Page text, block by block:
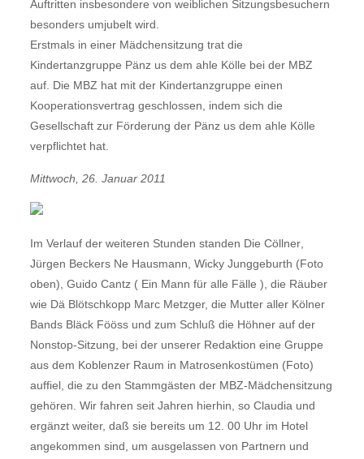
Auftritten insbesondere von weiblichen Sitzungsbesuchern
besonders umjubelt wird.
Erstmals in einer Mädchensitzung trat die
Kindertanzgruppe Pänz us dem ahle Kölle bei der MBZ
auf. Die MBZ hat mit der Kindertanzgruppe einen
Kooperationsvertrag geschlossen, indem sich die
Gesellschaft zur Förderung der Pänz us dem ahle Kölle
verpflichtet hat.
Mittwoch, 26. Januar 2011
Im Verlauf der weiteren Stunden standen Die Cöllner,
Jürgen Beckers Ne Hausmann, Wicky Junggeburth (Foto
oben), Guido Cantz ( Ein Mann für alle Fälle ), die Räuber
wie Dä Blötschkopp Marc Metzger, die Mutter aller Kölner
Bands Bläck Fööss und zum Schluß die Höhner auf der
Nonstop-Sitzung, bei der unserer Redaktion eine Gruppe
aus dem Koblenzer Raum in Matrosenkostümen (Foto)
auffiel, die zu den Stammgästen der MBZ-Mädchensitzung
gehören. Wir fahren seit Jahren hierhin, so Claudia und
ergänzt weiter, daß sie bereits um 12. 00 Uhr im Hotel
angekommen sind, um ausgelassen von Partnern und